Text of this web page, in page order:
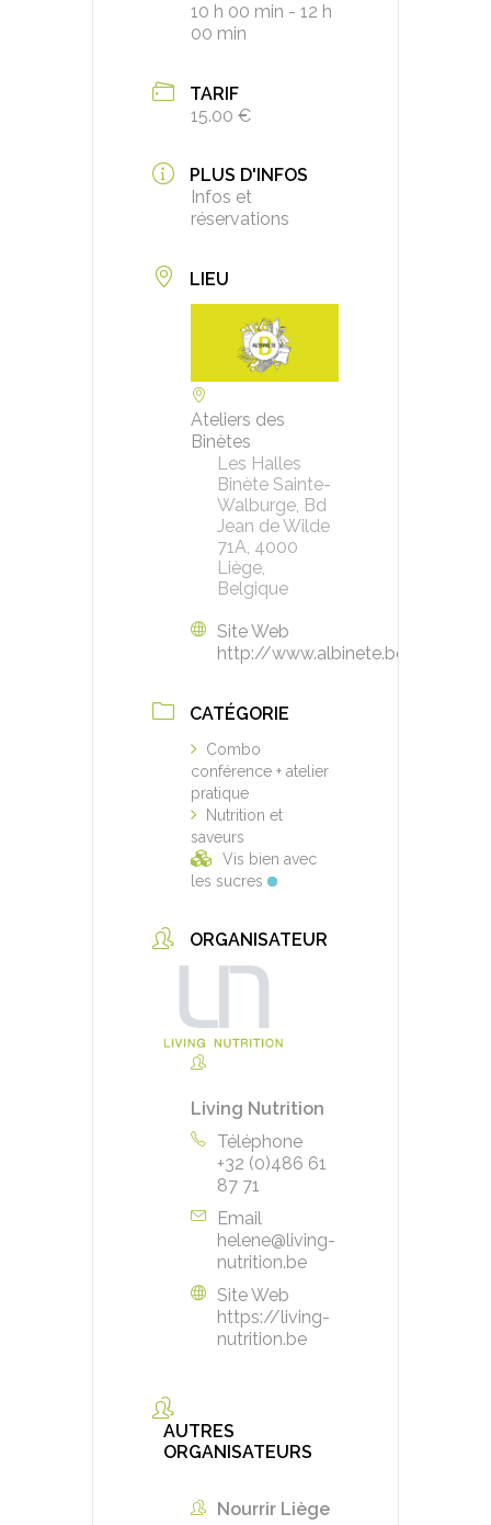
10 h 00 min - 12 h
00 min
TARIF
15.00 €
PLUS D'INFOS
Infos et
réservations
LIEU
Ateliers des
Binètes
Les Halles
Binète Sainte-
Walburge, Bd
Jean de Wilde
71A, 4000
Liège,
Belgique
Site Web
http://www.albinete.be
CATÉGORIE
Combo
conférence + atelier
pratique
Nutrition et
saveurs
Vis bien avec
les sucres
ORGANISATEUR
Living Nutrition
Téléphone
+32 (0)486 61
87 71
Email
helene@living-
nutrition.be
Site Web
https://living-
nutrition.be
AUTRES
ORGANISATEURS
Nourrir Liège